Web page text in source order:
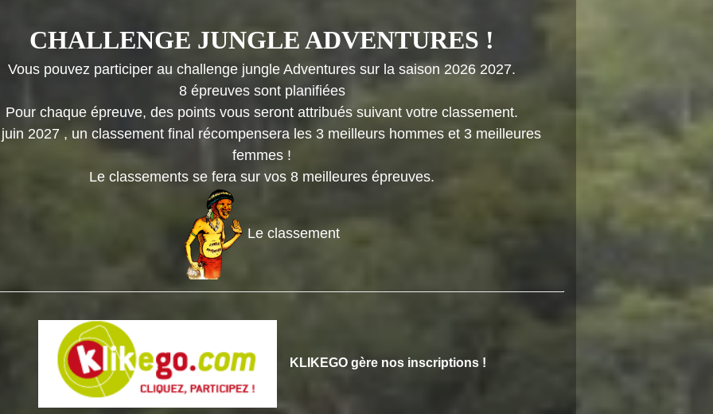
CHALLENGE JUNGLE ADVENTURES !
Vous pouvez participer au challenge jungle Adventures sur la saison 2026 2027.
8 épreuves sont planifiées
Pour chaque épreuve, des points vous seront attribués suivant votre classement.
2027 , un classement final récompensera les 3 meilleurs hommes et 3 meilleures
femmes !
Le classements se fera sur vos 8 meilleures épreuves.
Le classement
KLIKEGO gère nos inscriptions !